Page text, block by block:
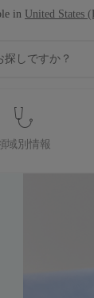
in United States
域別情報